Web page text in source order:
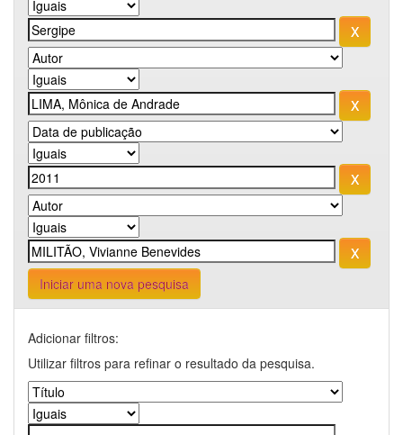
Iniciar uma nova pesquisa
Adicionar filtros:
Utilizar filtros para refinar o resultado da pesquisa.